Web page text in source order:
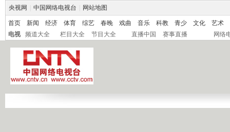
央视网 中国网络电视台 网站地图
首页 新闻 经济 体育 综艺 春晚 戏曲 音乐 科教 青少 文化
艺术
电视
频道大全 栏目大全 节目大全 直播中国 赛事直播 网络